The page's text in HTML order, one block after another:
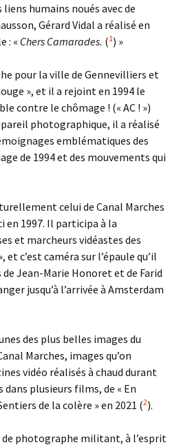
humains noués avec de
Gérard Vidal a réalisé en
: « Chers Camarades. (1) »
pour la ville de Gennevilliers et
», et il a rejoint en 1994 le
contre le chômage ! (« AC ! »)
photographique, il a réalisé
emblématiques des
de 1994 et des mouvements qui
celui de Canal Marches
en 1997. Il participa à la
et marcheurs vidéastes des
et c’est caméra sur l’épaule qu’il
Jean-Marie Honoret et de Farid
jusqu’à l’arrivée à Amsterdam
des plus belles images du
Marches, images qu’on
vidéo réalisés à chaud durant
dans plusieurs films, de « En
de la colère » en 2021 (2).
photographe militant, à l’esprit